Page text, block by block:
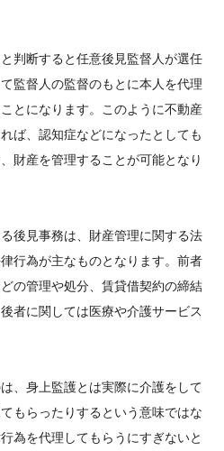
判断すると任意後見監督人が選任
監督人の監督のもとに本人を代理
とになります。このように不動産
ば、認知症などになったとしても
財産を管理することが可能となり
後見事務は、財産管理に関する法
行為が主なものとなります。前者
の管理や処分、賃貸借契約の締結
者に関しては医療や介護サービス
、身上監護とは実際に介護をして
もらったりするという意味ではな
為を代理してもらうにすぎないと